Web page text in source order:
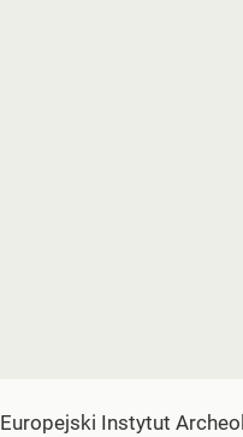
Europejski Instytut